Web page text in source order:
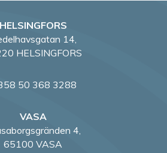
HELSINGFORS
14,
HELSINGFORS
50 368 3288
VASA
4,
65100 VASA